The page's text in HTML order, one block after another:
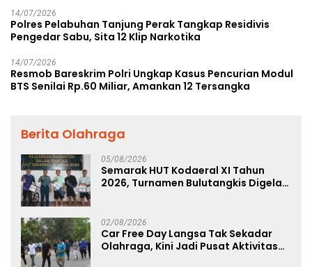
14/07/2026
Polres Pelabuhan Tanjung Perak Tangkap Residivis
Pengedar Sabu, Sita 12 Klip Narkotika
14/07/2026
Resmob Bareskrim Polri Ungkap Kasus Pencurian Modul
BTS Senilai Rp.60 Miliar, Amankan 12 Tersangka
Berita Olahraga
05/08/2026
Semarak HUT Kodaeral XI Tahun
2026, Turnamen Bulutangkis Digelar
02/08/2026
Car Free Day Langsa Tak Sekadar
Olahraga, Kini Jadi Pusat Aktivitas